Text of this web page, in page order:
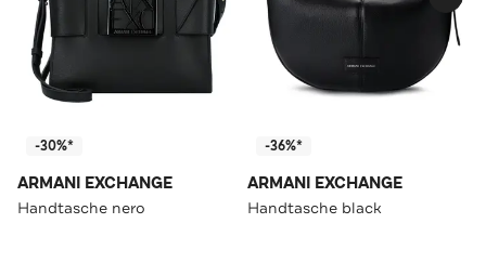
-30%*
ARMANI EXCHANGE
Handtasche nero
-36%*
ARMANI EXCHANGE
Handtasche black